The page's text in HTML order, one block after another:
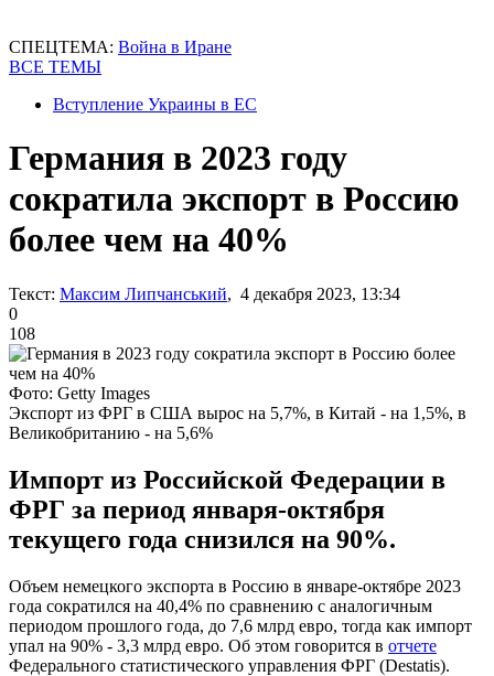
СПЕЦТЕМА: Война в Иране
ВСЕ ТЕМЫ
Вступление Украины в ЕС
Германия в 2023 году
сократила экспорт в Россию
более чем на 40%
Текст: Максим Липчанський, 4 декабря 2023, 13:34
0
108
Фото: Getty Images
Экспорт из ФРГ в США вырос на 5,7%, в Китай - на 1,5%, в
Великобританию - на 5,6%
Импорт из Российской Федерации в
ФРГ за период января-октября
текущего года снизился на 90%.
Объем немецкого экспорта в Россию в январе-октябре 2023
года сократился на 40,4% по сравнению с аналогичным
периодом прошлого года, до 7,6 млрд евро, тогда как импорт
упал на 90% - 3,3 млрд евро. Об этом говорится в отчете
Федерального статистического управления ФРГ (Destatis).